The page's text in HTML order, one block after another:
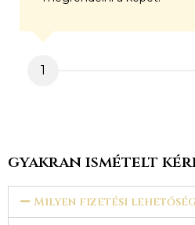
1
gyakran ismételt
Milyen fizetési